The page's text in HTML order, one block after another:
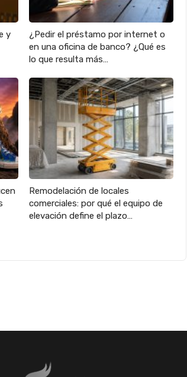
y
¿Pedir el préstamo por internet o
en una oficina de banco? ¿Qué es
lo que resulta más…
Remodelación de locales
comerciales: por qué el equipo de
elevación define el plazo…